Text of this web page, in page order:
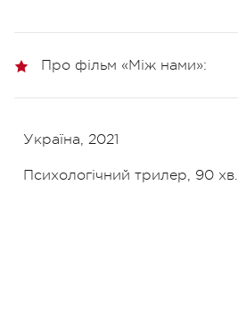
Про фільм «Між нами»:
Україна, 2021
Психологічний трилер, 90 хв.